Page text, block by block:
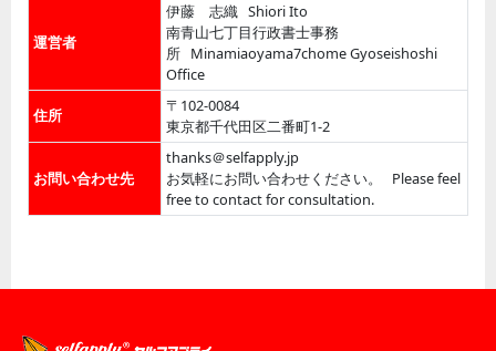
運営者
伊藤 志織 Shiori Ito
南青山七丁目行政書士事務
所 Minamiaoyama7chome Gyoseishoshi
Office
住所
〒102-0084
東京都千代田区二番町1-2
お問い合わせ先
thanks＠selfapply.jp
お気軽にお問い合わせください。 Please feel
free to contact for consultation.